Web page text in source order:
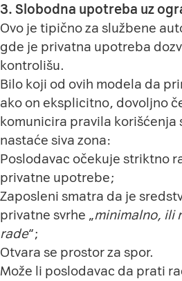
3. Slobodna upotreba uz
Ovo je tipično za službene
gde je privatna upotreba
kontrolišu.
Bilo koji od ovih modela da
ako on eksplicitno, dovoljno
komunicira pravila korišćenja
nastaće siva zona:
Poslodavac očekuje striktno
privatne upotrebe;
Zaposleni smatra da je
privatne svrhe „minimalno, ili
rade“;
Otvara se prostor za spor.
Može li poslodavac da prati